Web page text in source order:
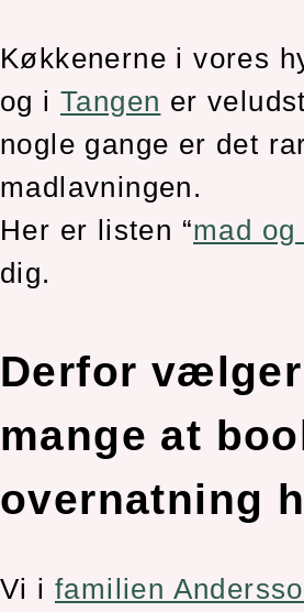
Køkkenerne i vores
og i Tangen er
nogle gange er det
madlavningen.
Her er listen “mad
dig.
Derfor
mange at
overnatning
Vi i familien